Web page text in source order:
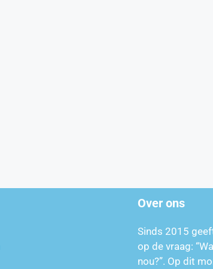
Over ons
Sinds 2015
op de vraag:
nou?”. Op dit